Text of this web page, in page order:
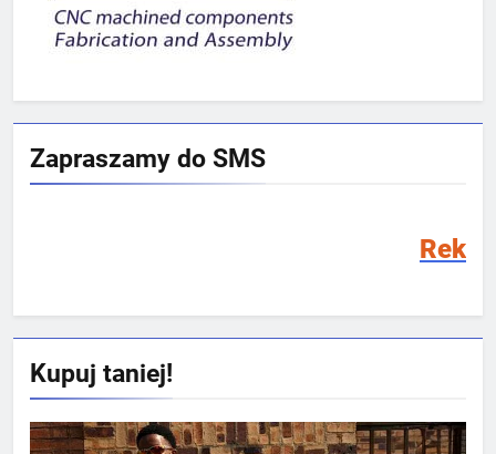
Zapraszamy do SMS
Rekrutacja SMS
Kupuj taniej!